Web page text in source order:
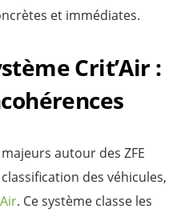
et immédiates.
Crit’Air :
autour des ZFE
des véhicules,
. Ce système classe les